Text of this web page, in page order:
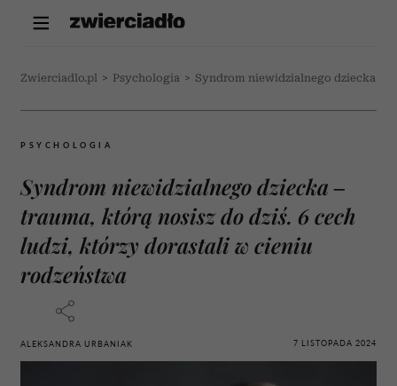
Zwierciadlo.pl > Psychologia > Syndrom niewidzialnego dziecka –
PSYCHOLOGIA
Syndrom niewidzialnego dziecka –
trauma, którą nosisz do dziś. 6 cech
ludzi, którzy dorastali w cieniu
rodzeństwa
ALEKSANDRA URBANIAK 7 LISTOPADA 2024